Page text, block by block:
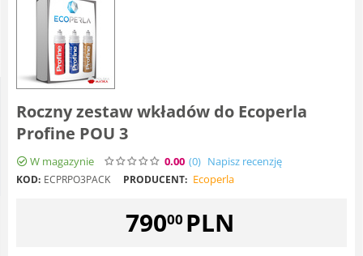
Roczny zestaw wkładów do Ecoperla
Profine POU 3
W magazynie 0.00 (0) Napisz recenzję
KOD: ECPRPO3PACK PRODUCENT: Ecoperla
79000 PLN